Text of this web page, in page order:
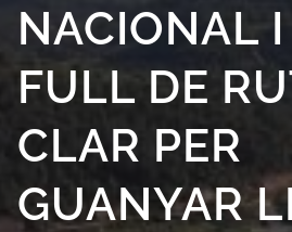
NACIONAL
FULL DE
CLAR PER
GUANYAR